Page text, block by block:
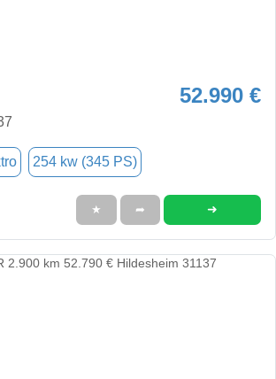
52.990 €
254 kw (345 PS)
★ ➦ ➜